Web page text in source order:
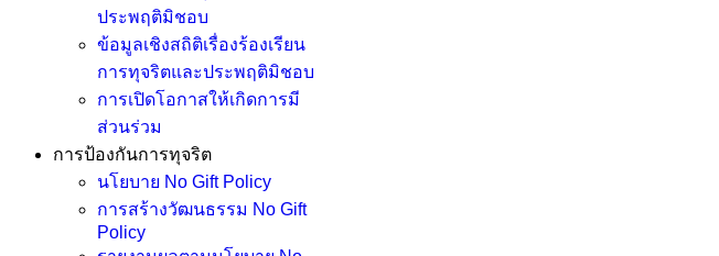
ประพฤติมิชอบ
ข้อมูลเชิงสถิติเรื่องร้องเรียน
การทุจริตและประพฤติมิชอบ
การเปิดโอกาสให้เกิดการมี
ส่วนร่วม
การป้องกันการทุจริต
นโยบาย No Gift Policy
การสร้างวัฒนธรรม No Gift
Policy